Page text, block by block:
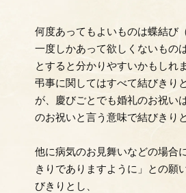
何度あってもよいものは蝶結び
一度しかあって欲しくないもの
とすると分かりやすいかもしれ
弔事に関してはすべて結びきり
が、慶びごとでも婚礼のお祝い
のお祝いと言う意味で結びきり
他に病気のお見舞いなどの場合
きりでありますように」との願
びきりとし、